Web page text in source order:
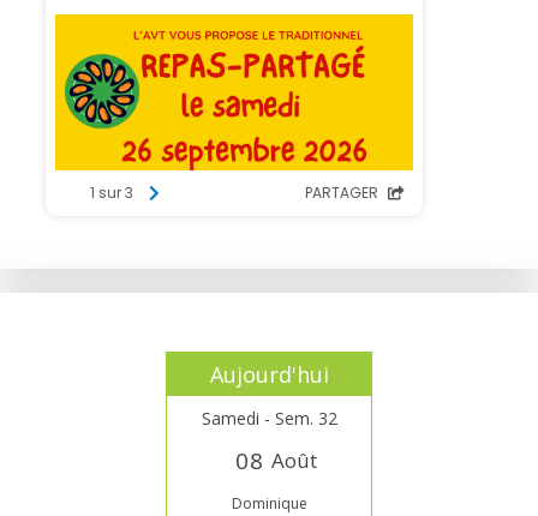
Aujourd'hui
Samedi - Sem. 32
08 Août
Dominique